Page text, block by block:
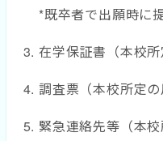
*既卒者で出願時に
在学保証書（本校所
調査票（本校所定の
緊急連絡先等（本校